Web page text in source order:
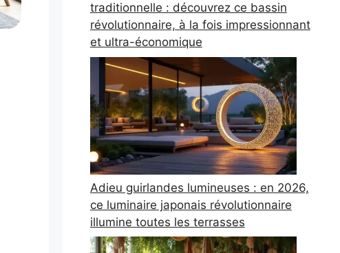
traditionnelle : découvrez ce bassin
révolutionnaire, à la fois impressionnant
et ultra-économique
Adieu guirlandes lumineuses : en 2026,
ce luminaire japonais révolutionnaire
illumine toutes les terrasses